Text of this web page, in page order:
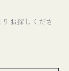
お探しくださ